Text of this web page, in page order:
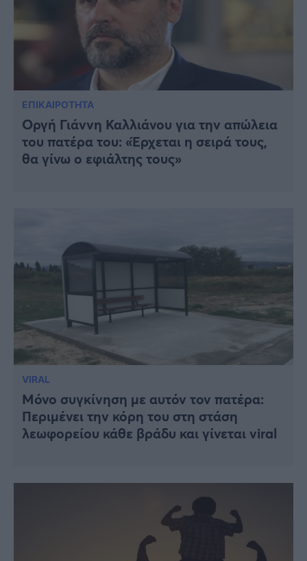
ΕΠΙΚΑΙΡΟΤΗΤΑ
Οργή Γιάννη Καλλιάνου για την απώλεια
του πατέρα του: «Έρχεται η σειρά τους,
θα γίνω ο εφιάλτης τους»
VIRAL
Μόνο συγκίνηση με αυτόν τον πατέρα:
Περιμένει την κόρη του στη στάση
λεωφορείου κάθε βράδυ και γίνεται viral